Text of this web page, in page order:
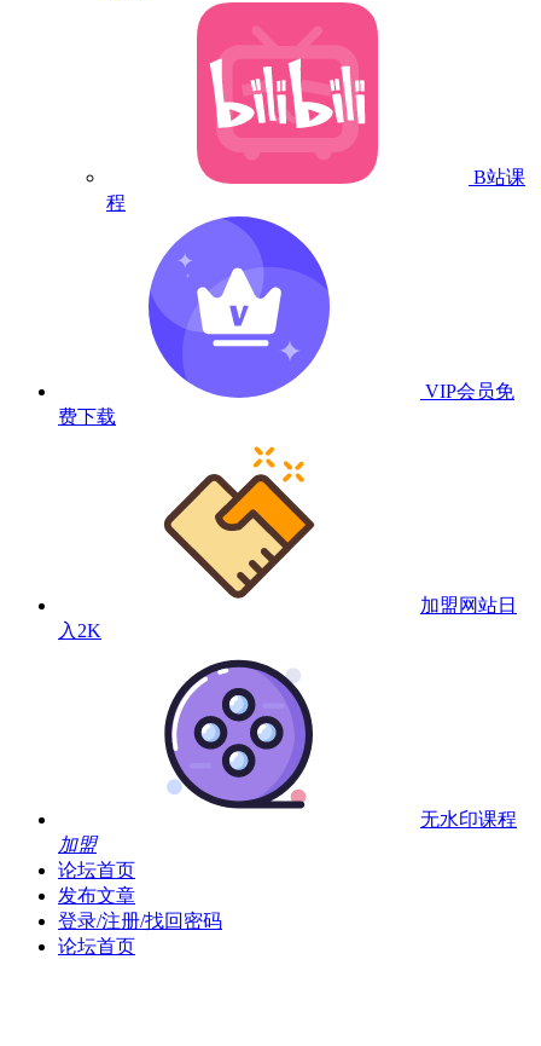
B站课
程
VIP会员免
费下载
加盟网站日
入2K
无水印课程
加盟
论坛首页
发布文章
登录/注册/找回密码
论坛首页